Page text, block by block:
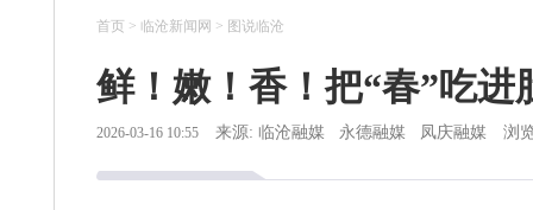
首页 > 临沧新闻网 > 图说临沧
鲜！嫩！香！把“春”吃进
2026-03-16 10:55 来源: 临沧融媒 永德融媒 凤庆融媒 浏